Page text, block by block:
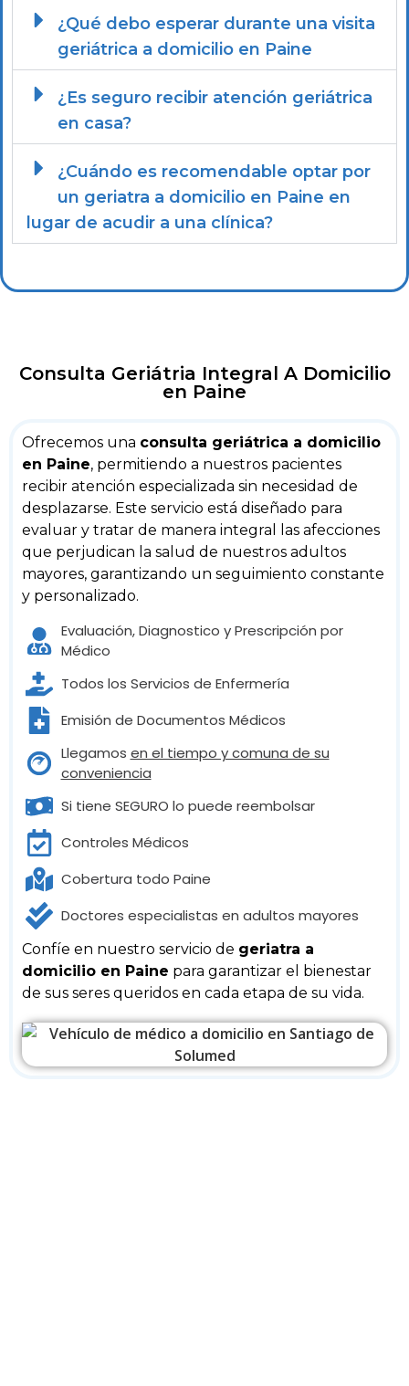
¿Qué debo esperar durante una visita
geriátrica a domicilio en Paine
¿Es seguro recibir atención geriátrica
en casa?
¿Cuándo es recomendable optar por
un geriatra a domicilio en Paine en
lugar de acudir a una clínica?
Consulta Geriátria Integral A Domicilio
en Paine
Ofrecemos una consulta geriátrica a domicilio
en Paine, permitiendo a nuestros pacientes
recibir atención especializada sin necesidad de
desplazarse. Este servicio está diseñado para
evaluar y tratar de manera integral las afecciones
que perjudican la salud de nuestros adultos
mayores, garantizando un seguimiento constante
y personalizado.
Evaluación, Diagnostico y Prescripción por
Médico
Todos los Servicios de Enfermería
Emisión de Documentos Médicos
Llegamos en el tiempo y comuna de su
conveniencia
Si tiene SEGURO lo puede reembolsar
Controles Médicos
Cobertura todo Paine
Doctores especialistas en adultos mayores
Confíe en nuestro servicio de geriatra a
domicilio en Paine para garantizar el bienestar
de sus seres queridos en cada etapa de su vida.